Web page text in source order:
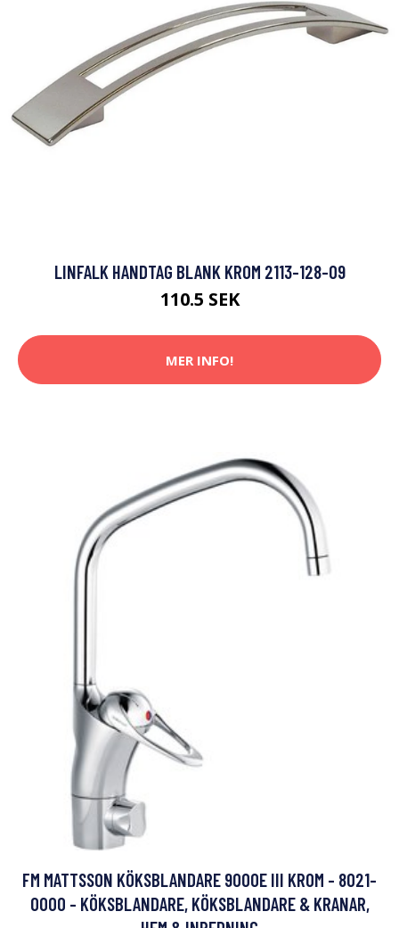
LINFALK HANDTAG BLANK KROM 2113-128-09
110.5 SEK
MER INFO!
FM MATTSSON KÖKSBLANDARE 9000E III KROM - 8021-
0000 - KÖKSBLANDARE, KÖKSBLANDARE & KRANAR,